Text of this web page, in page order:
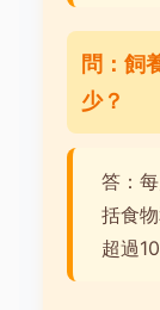
問：飼
少？
答：
括食
超過